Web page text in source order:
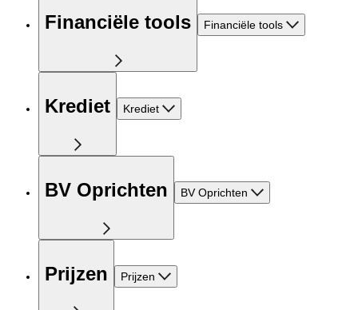
Financiële tools Financiële tools
Krediet Krediet
BV Oprichten BV Oprichten
Prijzen Prijzen